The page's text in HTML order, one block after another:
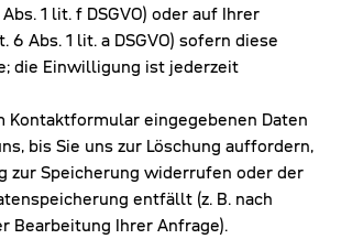
1 lit. f DSGVO) oder auf Ihrer
6 Abs. 1 lit. a DSGVO) sofern diese
die Einwilligung ist jederzeit
Kontaktformular eingegebenen Daten
bis Sie uns zur Löschung auffordern,
zur Speicherung widerrufen oder der
entfällt (z. B. nach
Bearbeitung Ihrer Anfrage).